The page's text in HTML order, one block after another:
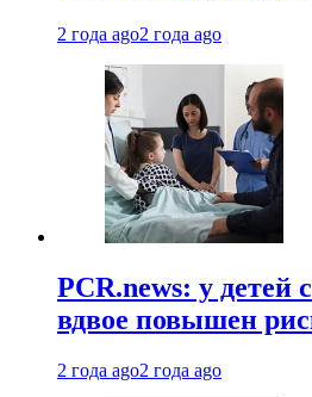
2 года ago2 года ago
PCR.news: у детей
вдвое повышен
2 года ago2 года ago